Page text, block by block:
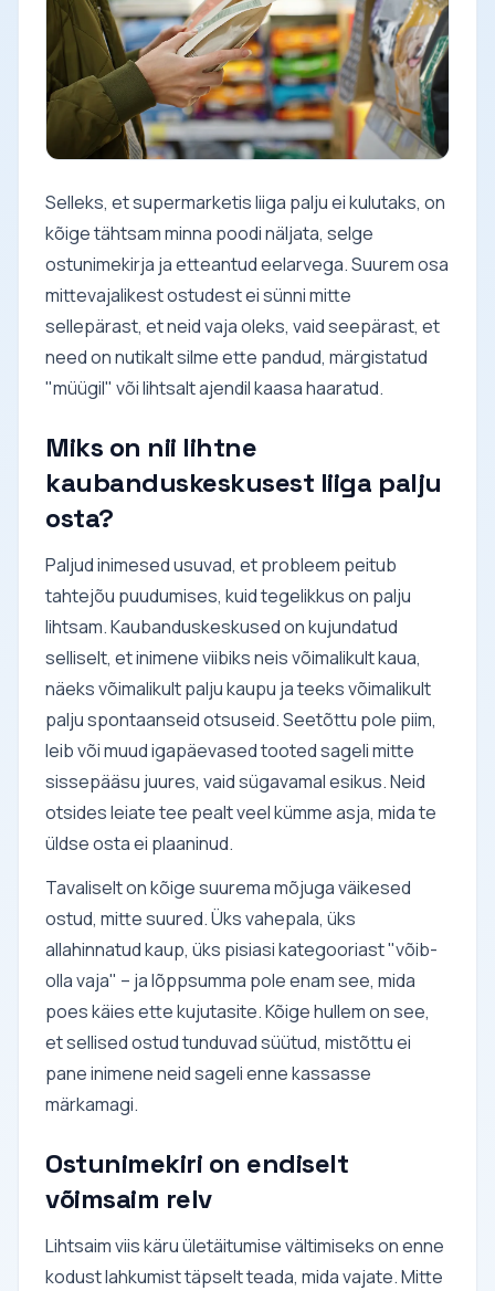
Selleks, et supermarketis liiga palju ei kulutaks, on
kõige tähtsam minna poodi näljata, selge
ostunimekirja ja etteantud eelarvega. Suurem osa
mittevajalikest ostudest ei sünni mitte
sellepärast, et neid vaja oleks, vaid seepärast, et
need on nutikalt silme ette pandud, märgistatud
"müügil" või lihtsalt ajendil kaasa haaratud.
Miks on nii lihtne
kaubanduskeskusest liiga palju
osta?
Paljud inimesed usuvad, et probleem peitub
tahtejõu puudumises, kuid tegelikkus on palju
lihtsam. Kaubanduskeskused on kujundatud
selliselt, et inimene viibiks neis võimalikult kaua,
näeks võimalikult palju kaupu ja teeks võimalikult
palju spontaanseid otsuseid. Seetõttu pole piim,
leib või muud igapäevased tooted sageli mitte
sissepääsu juures, vaid sügavamal esikus. Neid
otsides leiate tee pealt veel kümme asja, mida te
üldse osta ei plaaninud.
Tavaliselt on kõige suurema mõjuga väikesed
ostud, mitte suured. Üks vahepala, üks
allahinnatud kaup, üks pisiasi kategooriast "võib-
olla vaja" – ja lõppsumma pole enam see, mida
poes käies ette kujutasite. Kõige hullem on see,
et sellised ostud tunduvad süütud, mistõttu ei
pane inimene neid sageli enne kassasse
märkamagi.
Ostunimekiri on endiselt
võimsaim relv
Lihtsaim viis käru ületäitumise vältimiseks on enne
kodust lahkumist täpselt teada, mida vajate. Mitte